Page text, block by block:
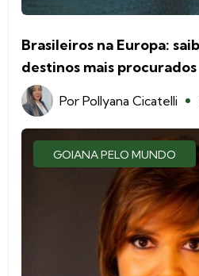
Brasileiros na Europa:
destinos mais procurados
Por Pollyana Cicatelli
GOIANA PELO MUNDO